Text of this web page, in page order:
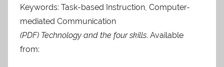
Keywords: Task-based Instruction, Computer-
mediated Communication
(PDF) Technology and the four skills. Available
from: